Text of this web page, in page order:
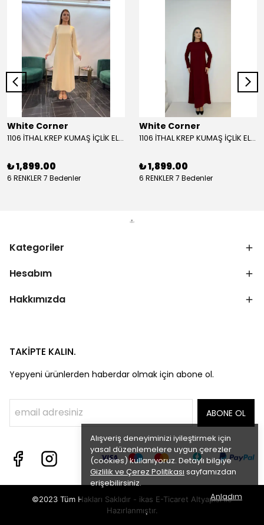
Alışveriş deneyiminizi iyileştirmek için
yasal düzenlemelere uygun çerezler
(cookies) kullanıyoruz. Detaylı bilgiye
Gizlilik ve Çerez Politikası sayfamızdan
erişebilirsiniz.
Anladım
White Corner
1106 İTHAL KREP KUMAŞ İÇLİK ELBİSE - BEJ
₺ 1,899.00
6 RENKLER 7 Bedenler
White Corner
1106 İTHAL KREP KUMAŞ İÇLİK ELBİSE - BORDO
₺ 1,899.00
6 RENKLER 7 Bedenler
Kategoriler
Hesabım
Hakkımızda
TAKİPTE KALIN.
Yepyeni ürünlerden haberdar olmak için abone ol.
ABONE OL
©2023 Tüm Hakları Saklıdır - ikas E-Ticaret Altyapısı ile
Hazırlanmıştır.